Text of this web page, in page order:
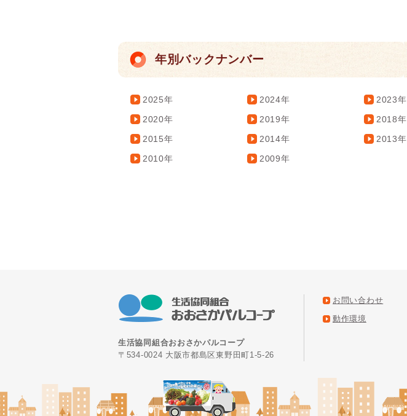
年別バックナンバー
2025年 2024年 2023年
2020年
2019年 2018年
2015年
2014年 2013年
2010年
2009年
生活協同組合おおさかパルコープ
〒534-0024 大阪市都島区東野田町1-5-26
お問い合わせ
動作環境